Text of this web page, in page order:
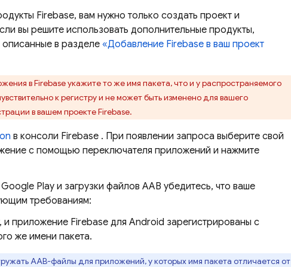
Firebase, вам нужно только создать проект и
вы решите использовать дополнительные продукты,
описанные в разделе «Добавление Firebase в ваш проект
в Firebase укажите то же имя пакета, что и у распространяемого
к регистру и не может быть изменено для вашего
в вашем проекте Firebase.
в консоли Firebase . При появлении запроса выберите свой
с помощью переключателя приложений и нажмите
Play и загрузки файлов AAB убедитесь, что ваше
требованиям:
приложение Firebase для Android зарегистрированы с
же имени пакета.
AAB-файлы для приложений, у которых имя пакета отличается от